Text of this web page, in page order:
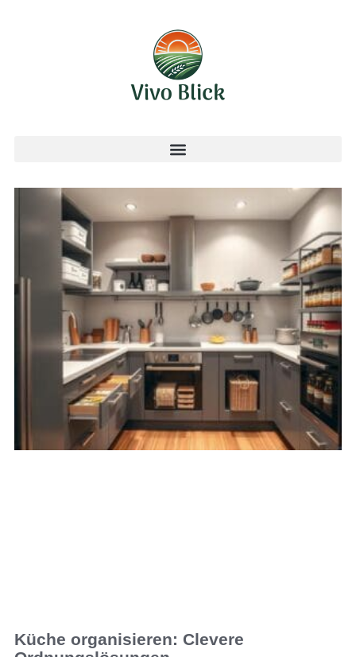
Küche organisieren: Clevere